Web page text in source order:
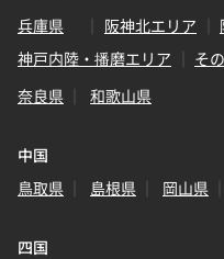
兵庫県
阪神北エリア
神戸内陸・播磨エリア
そ
奈良県
和歌山県
中国
鳥取県
島根県 岡山県
四国